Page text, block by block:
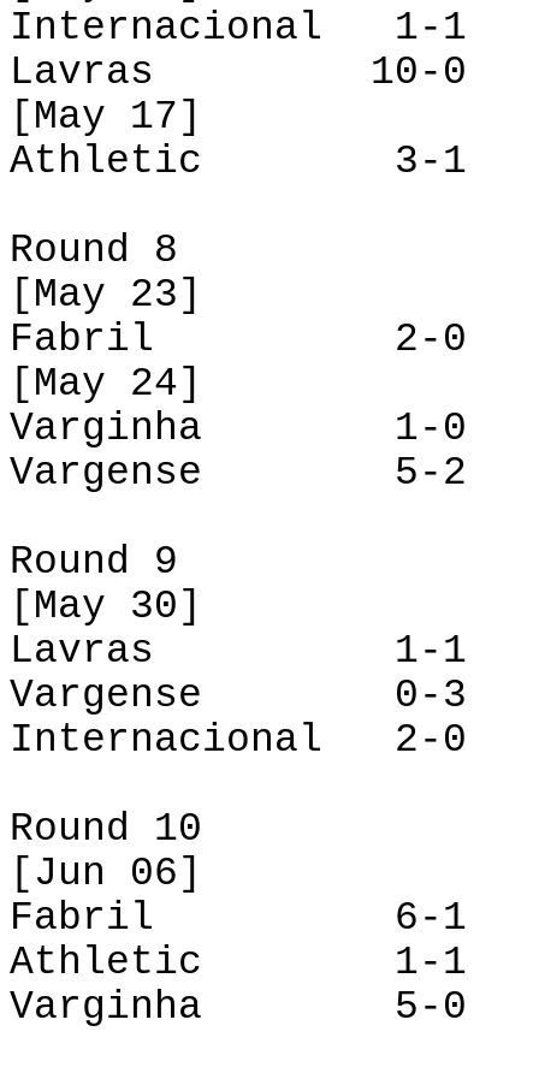
Internacional 1-1
Lavras 10-
[May 17]
Athletic 3-1
Round 8
[May 23]
Fabril 2-
[May 24]
Varginha 1-0
Vargense 5-2
Round 9
[May 30]
Lavras 1-1
Vargense 0-3
Internacional 2-
Round 10
[Jun 06]
Fabril 6-
Athletic 1-1
Varginha 5-0